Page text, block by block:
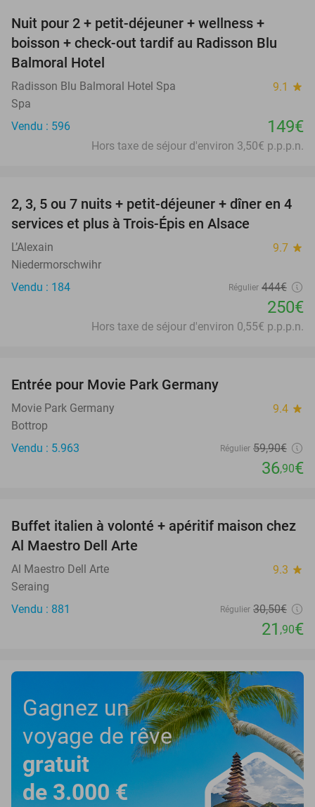
Nuit pour 2 + petit-déjeuner + wellness +
boisson + check-out tardif au Radisson Blu
Balmoral Hotel
Radisson Blu Balmoral Hotel Spa 9.1 star
Spa
Vendu : 596
149€
Hors taxe de séjour d'environ 3,50€ p.p.p.n.
44%
2, 3, 5 ou 7 nuits + petit-déjeuner + dîner en 4
services et plus à Trois-Épis en Alsace
L’Alexain 9.7 star
Niedermorschwihr
Vendu : 184
Régulier 444€
250€
Hors taxe de séjour d'environ 0,55€ p.p.p.n.
Entrée pour Movie Park Germany
Movie Park Germany 9.4 star
Bottrop
Vendu : 5.963
Régulier 59,90€
36,90€
28%
Buffet italien à volonté + apéritif maison chez
Al Maestro Dell Arte
Al Maestro Dell Arte 9.3 star
Seraing
Vendu : 881
Régulier 30,50€
21 ,90€
Gagnez un
voyage de rêve
gratuit
de 3.000 €